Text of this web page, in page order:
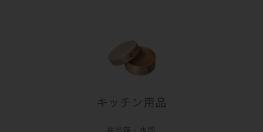
キッチン用品
弁当箱・水筒